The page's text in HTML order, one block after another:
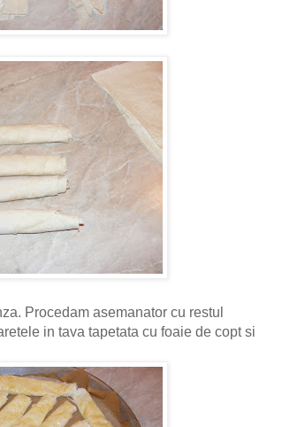
Procedam asemanator cu restul
in tava tapetata cu foaie de copt si